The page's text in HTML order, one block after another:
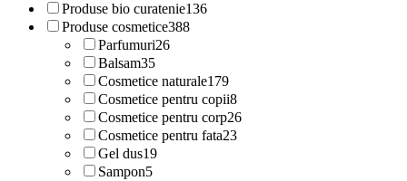
Produse bio curatenie136
Produse cosmetice388
Parfumuri26
Balsam35
Cosmetice naturale179
Cosmetice pentru copii8
Cosmetice pentru corp26
Cosmetice pentru fata23
Gel dus19
Sampon5